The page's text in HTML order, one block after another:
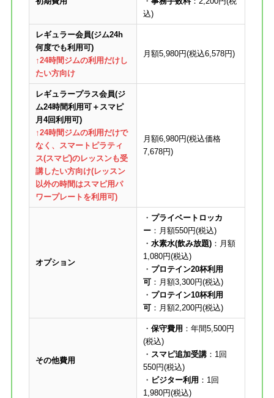
込)
レギュラー会員(ジム24h
何度でも利用可)
↑24時間ジムの利用だけし
たい方向け
月額5,980円(税込6,578円)
レギュラープラス会員(ジ
ム24時間利用可＋スマピ
月4回利用可)
↑24時間ジムの利用だけで
なく、スマートピラティ
ス(スマピ)のレッスンも受
講したい方向け(レッスン
以外の時間はスマピ用パ
ワープレートを利用可)
月額6,980円(税込価格
7,678円)
オプション
・ プライベートロッカ
ー：月額550円(税込)
・ 水素水(飲み放題)：月額
1,080円(税込)
・ プロテイン20杯利用
可：月額3,300円(税込)
・ プロテイン10杯利用
可：月額2,200円(税込)
その他費用
・ 保守費用 ：年間5,500円
(税込)
・ スマピ追加受講：1回
550円(税込)
・ ビジター利用 ：1回
1,980円(税込)